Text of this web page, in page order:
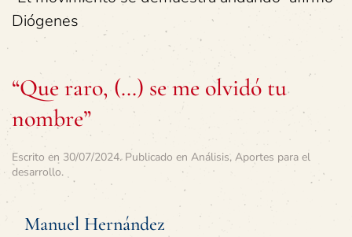
Diógenes
“Que raro, (…) se me olvidó tu
nombre”
Escrito en 30/07/2024. Publicado en Análisis, Aportes para el
desarrollo.
Manuel Hernández